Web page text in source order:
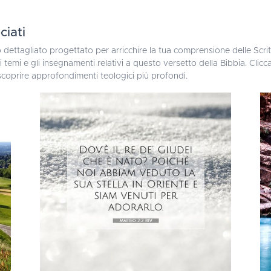
progettato per arricchire la tua comprensione delle
e gli insegnamenti relativi a questo versetto della Bibbia.
approfondimenti teologici più profondi.